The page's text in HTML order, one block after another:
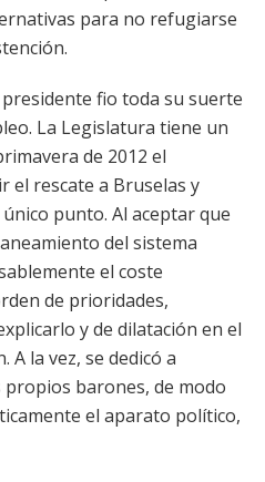
para no refugiarse
fio toda su suerte
La Legislatura tiene un
de 2012 el
el rescate a Bruselas y
punto. Al aceptar que
del sistema
el coste
de prioridades,
y de dilatación en el
A la vez, se dedicó a
propios barones, de modo
el aparato político,